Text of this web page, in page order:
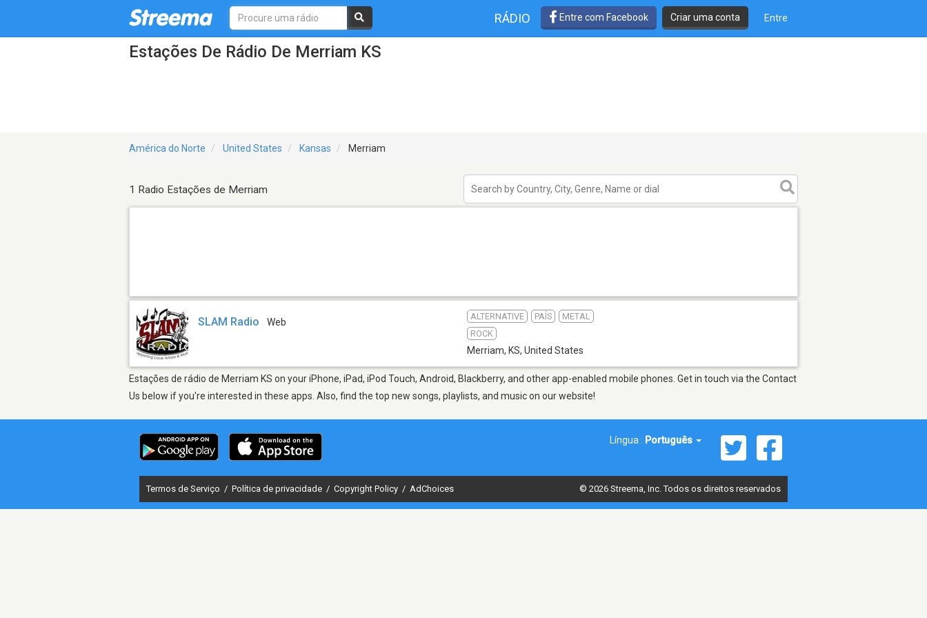
RÁDIO Entre com Facebook Criar uma conta Entre
Estações De Rádio De Merriam KS
América do Norte United States Kansas Merriam
1 Radio Estações de Merriam
SLAM Radio Web
ALTERNATIVE PAÍS
METAL
ROCK
Merriam, KS, United States
Estações de rádio de Merriam KS on your iPhone, iPad, iPod Touch, Android, Blackberry, and other app-enabled mobile phones. Get in touch via the Contact
Us below if you're interested in these apps. Also, find the top new songs, playlists, and music on our website!
Língua : Português
Termos de Serviço / Política de privacidade / Copyright Policy / AdChoices © 2026 Streema, Inc. Todos os direitos reservados